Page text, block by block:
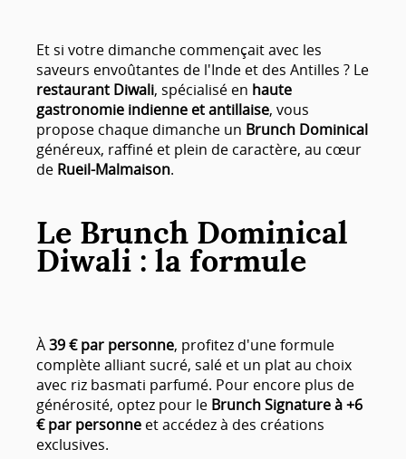
Et si votre dimanche commençait avec les
saveurs envoûtantes de l'Inde et des Antilles ? Le
restaurant Diwali, spécialisé en haute
gastronomie indienne et antillaise, vous
propose chaque dimanche un Brunch Dominical
généreux, raffiné et plein de caractère, au cœur
de Rueil-Malmaison.
Le Brunch Dominical
Diwali : la formule
À39 € par personne, profitez d'une formule
complète alliant sucré, salé et un plat au choix
avec riz basmati parfumé. Pour encore plus de
générosité, optez pour le Brunch Signature à +6
€ par personne et accédez à des créations
exclusives.